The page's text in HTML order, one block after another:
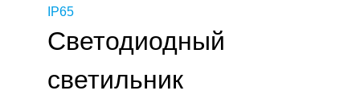
Светодиодный
светильник